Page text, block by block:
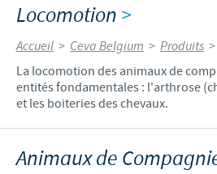
Locomotion >
Accueil > Ceva Belgium > Produits >
La locomotion des animaux de
entités fondamentales : l'arthrose
et les boiteries des chevaux.
Animaux de